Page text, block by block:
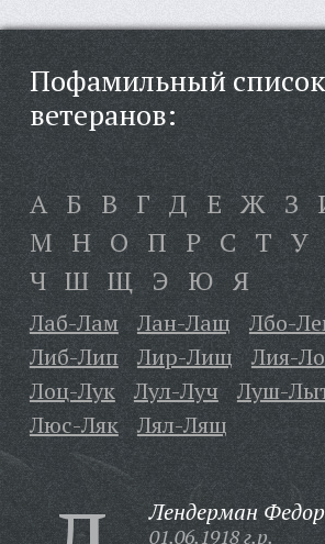
Пофамильный список
ветеранов:
А Б В Г Д Е Ж З
М Н О П Р С Т У
Ч Ш Щ Э Ю Я
Лаб-Лам Лан-Лащ Лбо-
Либ-Лип
Лир-Лищ Лия-
Лоц-Лук
Лул-Луч Луш-
Люс-Ляк
Лял-Лящ
Лендерман
01.06.1918 г.р.